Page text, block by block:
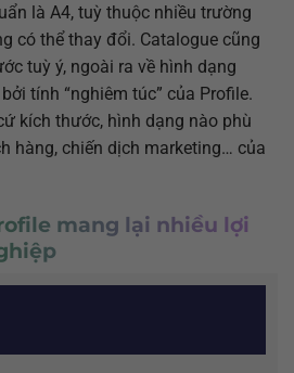
là A4, tuỳ thuộc nhiều trường
có thể thay đổi. Catalogue cũng
tuỳ ý, ngoài ra về hình dạng
tính “nghiêm túc” của Profile.
kích thước, hình dạng nào phù
hàng, chiến dịch marketing… của
mang lại nhiều lợi